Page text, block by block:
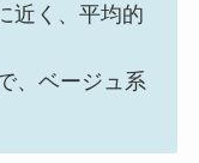
近く、平均的
、ベージュ系